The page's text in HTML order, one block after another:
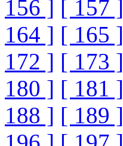
156 ] [ 157 ]
164 ] [ 165 ]
172 ] [ 173 ]
180 ] [ 181 ]
188 ] [ 189 ]